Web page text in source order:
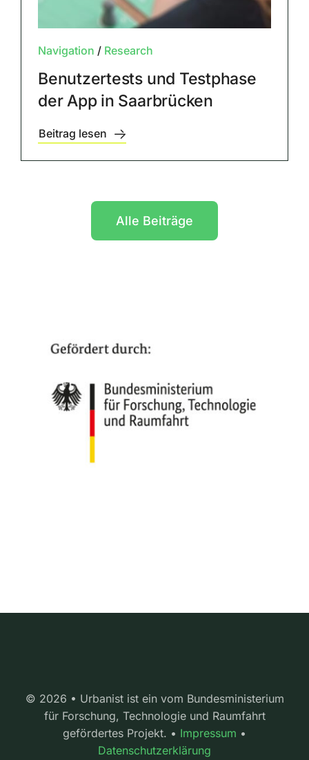
Navigation / Research
Benutzertests und Testphase
der App in Saarbrücken
Beitrag lesen
Alle Beiträge
© 2026 • Urbanist ist ein vom Bundesministerium
für Forschung, Technologie und Raumfahrt
gefördertes Projekt. • Impressum •
Datenschutzerklärung